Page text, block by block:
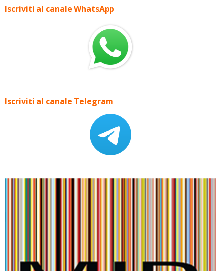
Iscriviti al canale WhatsApp
Iscriviti al canale Telegram